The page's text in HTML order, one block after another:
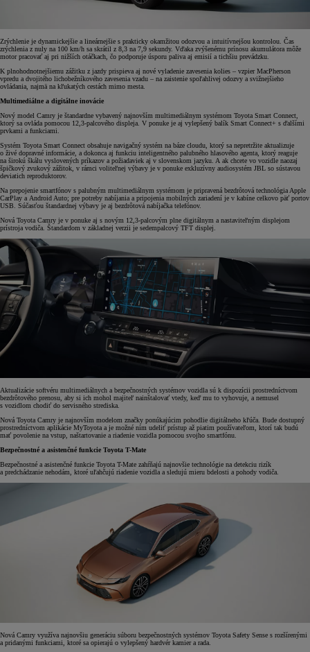
Zrýchlenie je dynamickejšie a lineárnejšie s prakticky okamžitou odozvou a intuitívnejšou kontrolou. Čas
zrýchlenia z nuly na 100 km/h sa skrátil z 8,3 na 7,9 sekundy. Vďaka zvýšenému prínosu akumulátora môže
motor pracovať aj pri nižších otáčkach, čo podporuje úsporu paliva aj emisií a tichšiu prevádzku.
K plnohodnotnejšiemu zážitku z jazdy prispieva aj nové vyladenie zavesenia kolies – vzpier MacPherson
vpredu a dvojitého lichobežníkového zavesenia vzadu – na zaistenie spoľahlivej odozvy a svižnejšieho
ovládania, najmä na kľukatých cestách mimo mesta.
Multimediálne a digitálne inovácie
Nový model Camry je štandardne vybavený najnovším multimediálnym systémom Toyota Smart Connect,
ktorý sa ovláda pomocou 12,3-palcového displeja. V ponuke je aj vylepšený balík Smart Connect+ s ďalšími
prvkami a funkciami.
Systém Toyota Smart Connect obsahuje navigačný systém na báze cloudu, ktorý sa nepretržite aktualizuje
o živé dopravné informácie, a dokonca aj funkciu inteligentného palubného hlasového agenta, ktorý reaguje
na širokú škálu vyslovených príkazov a požiadaviek aj v slovenskom jazyku. A ak chcete vo vozidle naozaj
špičkový zvukový zážitok, v rámci voliteľnej výbavy je v ponuke exkluzívny audiosystém JBL so sústavou
deviatich reproduktorov.
Na prepojenie smartfónov s palubným multimediálnym systémom je pripravená bezdrôtová technológia Apple
CarPlay a Android Auto; pre potreby nabíjania a pripojenia mobilných zariadení je v kabíne celkovo päť portov
USB. Súčasťou štandardnej výbavy je aj bezdrôtová nabíjačka telefónov.
Nová Toyota Camry je v ponuke aj s novým 12,3-palcovým plne digitálnym a nastaviteľným displejom
prístroja vodiča. Štandardom v základnej verzii je sedempalcový TFT displej.
Aktualizácie softvéru multimediálnych a bezpečnostných systémov vozidla sú k dispozícii prostredníctvom
bezdrôtového prenosu, aby si ich mohol majiteľ nainštalovať vtedy, keď mu to vyhovuje, a nemusel
s vozidlom chodiť do servisného strediska.
Nová Toyota Camry je najnovším modelom značky ponúkajúcim pohodlie digitálneho kľúča. Bude dostupný
prostredníctvom aplikácie MyToyota a je možné ním udeliť prístup až piatim používateľom, ktorí tak budú
mať povolenie na vstup, naštartovanie a riadenie vozidla pomocou svojho smartfónu.
Bezpečnostné a asistenčné funkcie Toyota T-Mate
Bezpečnostné a asistenčné funkcie Toyota T-Mate zahŕňajú najnovšie technológie na detekciu rizík
a predchádzanie nehodám, ktoré uľahčujú riadenie vozidla a sledujú mieru bdelosti a pohody vodiča.
Nová Camry využíva najnovšiu generáciu súboru bezpečnostných systémov Toyota Safety Sense s rozšírenými
a pridanými funkciami, ktoré sa opierajú o vylepšený hardvér kamier a rada.